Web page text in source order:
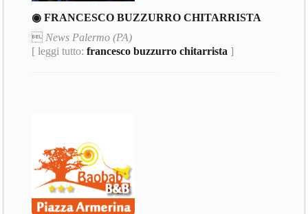
◉ FRANCESCO BUZZURRO CHITARRISTA
 News Palermo (PA)
[ leggi tutto:francesco buzzurro chitarrista ]